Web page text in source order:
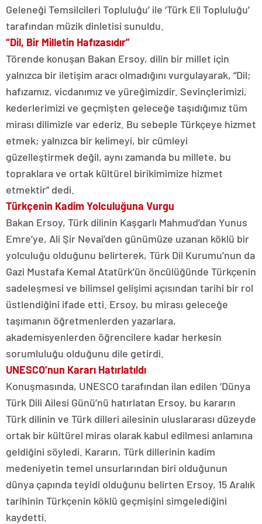
Geleneği Temsilcileri Topluluğu’ ile ‘Türk Eli Topluluğu’
tarafından müzik dinletisi sunuldu.
“Dil, Bir Milletin Hafızasıdır”
Törende konuşan Bakan Ersoy, dilin bir millet için
yalnızca bir iletişim aracı olmadığını vurgulayarak, “Dil;
hafızamız, vicdanımız ve yüreğimizdir. Sevinçlerimizi,
kederlerimizi ve geçmişten geleceğe taşıdığımız tüm
mirası dilimizle var ederiz. Bu sebeple Türkçeye hizmet
etmek; yalnızca bir kelimeyi, bir cümleyi
güzelleştirmek değil, aynı zamanda bu millete, bu
topraklara ve ortak kültürel birikimimize hizmet
etmektir” dedi.
Türkçenin Kadim Yolculuğuna Vurgu
Bakan Ersoy, Türk dilinin Kaşgarlı Mahmud’dan Yunus
Emre’ye, Ali Şir Nevai’den günümüze uzanan köklü bir
yolculuğu olduğunu belirterek, Türk Dil Kurumu’nun da
Gazi Mustafa Kemal Atatürk’ün öncülüğünde Türkçenin
sadeleşmesi ve bilimsel gelişimi açısından tarihi bir rol
üstlendiğini ifade etti. Ersoy, bu mirası geleceğe
taşımanın öğretmenlerden yazarlara,
akademisyenlerden öğrencilere kadar herkesin
sorumluluğu olduğunu dile getirdi.
UNESCO’nun Kararı Hatırlatıldı
Konuşmasında, UNESCO tarafından ilan edilen ‘Dünya
Türk Dili Ailesi Günü’nü hatırlatan Ersoy, bu kararın
Türk dilinin ve Türk dilleri ailesinin uluslararası düzeyde
ortak bir kültürel miras olarak kabul edilmesi anlamına
geldiğini söyledi. Kararın, Türk dillerinin kadim
medeniyetin temel unsurlarından biri olduğunun
dünya çapında teyidi olduğunu belirten Ersoy, 15 Aralık
tarihinin Türkçenin köklü geçmişini simgelediğini
kaydetti.